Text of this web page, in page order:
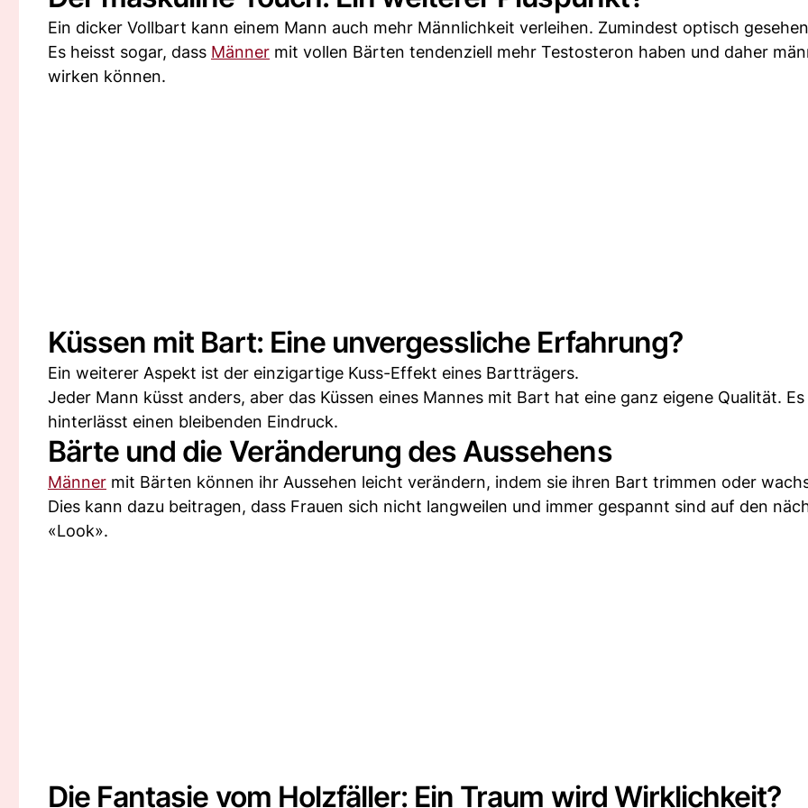
Ein dicker Vollbart kann einem Mann auch mehr Männlichkeit verleihen. Zumindest optisch
Es heisst sogar, dass Männer mit vollen Bärten tendenziell mehr Testosteron haben und daher
wirken können.
Küssen mit Bart: Eine unvergessliche Erfahrung?
Ein weiterer Aspekt ist der einzigartige Kuss-Effekt eines Bartträgers.
Jeder Mann küsst anders, aber das Küssen eines Mannes mit Bart hat eine ganz eigene Qualität. Es
hinterlässt einen bleibenden Eindruck.
Bärte und die Veränderung des Aussehens
Männer mit Bärten können ihr Aussehen leicht verändern, indem sie ihren Bart trimmen oder
Dies kann dazu beitragen, dass Frauen sich nicht langweilen und immer gespannt sind auf den
«Look».
Die Fantasie vom Holzfäller: Ein Traum wird Wirklichkeit?